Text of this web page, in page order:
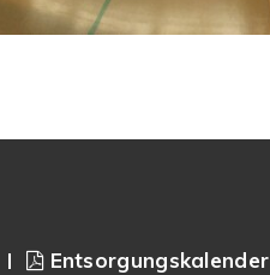
Entsorgungskalender